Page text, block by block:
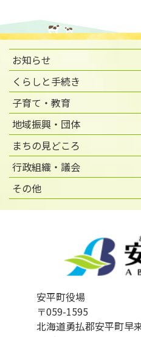
お知らせ
くらしと手続き
子育て・教育
地域振興・団体
まちの見どころ
行政組織・議会
その他
安平町役場
〒059-1595
北海道勇払郡安平町早